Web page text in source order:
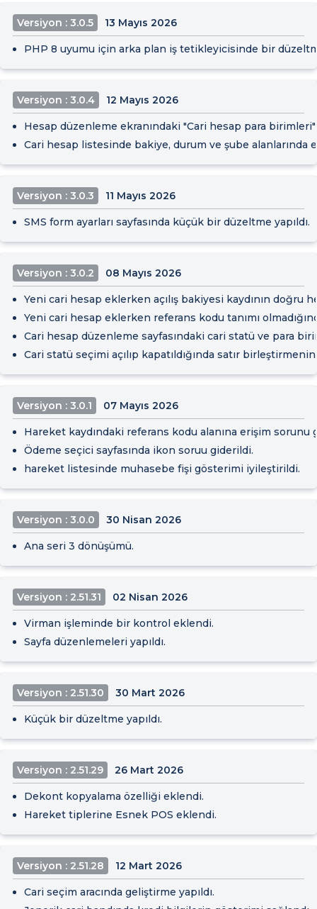
Versiyon : 3.0.5 13 Mayıs 2026
PHP 8 uyumu için arka plan iş tetikleyicisinde bir
Versiyon : 3.0.4 12 Mayıs 2026
Hesap düzenleme ekranındaki "Cari hesap para
Cari hesap listesinde bakiye, durum ve şube
Versiyon : 3.0.3 11 Mayıs 2026
SMS form ayarları sayfasında küçük bir düzeltme yapıldı.
Versiyon : 3.0.2 08 Mayıs 2026
Yeni cari hesap eklerken açılış bakiyesi kaydının doğru
Yeni cari hesap eklerken referans kodu tanımı
Cari hesap düzenleme sayfasındaki cari statü ve para
Cari statü seçimi açılıp kapatıldığında satır birleştirmenin
Versiyon : 3.0.1 07 Mayıs 2026
Hareket kaydındaki referans kodu alanına erişim sorunu
Ödeme seçici sayfasında ikon soruu giderildi.
hareket listesinde muhasebe fişi gösterimi iyileştirildi.
Versiyon : 3.0.0 30 Nisan 2026
Ana seri 3 dönüşümü.
Versiyon : 2.51.31 02 Nisan 2026
Virman işleminde bir kontrol eklendi.
Sayfa düzenlemeleri yapıldı.
Versiyon : 2.51.30 30 Mart 2026
Küçük bir düzeltme yapıldı.
Versiyon : 2.51.29 26 Mart 2026
Dekont kopyalama özelliği eklendi.
Hareket tiplerine Esnek POS eklendi.
Versiyon : 2.51.28 12 Mart 2026
Cari seçim aracında geliştirme yapıldı.